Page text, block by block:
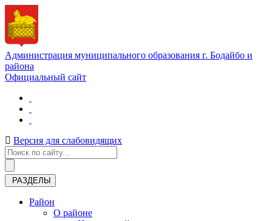
Администрация муниципального образования г. Бодайбо и
района
Официальный сайт
Версия для слабовидящих
РАЗДЕЛЫ
Район
О районе